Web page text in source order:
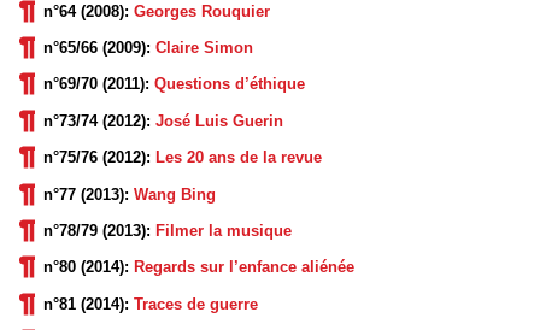
n°64 (2008): Georges Rouquier
n°65/66 (2009): Claire Simon
n°69/70 (2011): Questions d’éthique
n°73/74 (2012): José Luis Guerin
n°75/76 (2012): Les 20 ans de la revue
n°77 (2013): Wang Bing
n°78/79 (2013): Filmer la musique
n°80 (2014): Regards sur l’enfance aliénée
n°81 (2014): Traces de guerre